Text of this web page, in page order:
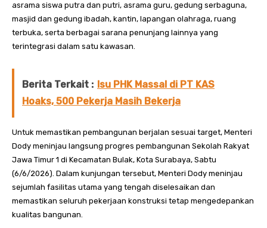
asrama siswa putra dan putri, asrama guru, gedung serbaguna,
masjid dan gedung ibadah, kantin, lapangan olahraga, ruang
terbuka, serta berbagai sarana penunjang lainnya yang
terintegrasi dalam satu kawasan.
Berita Terkait : Isu PHK Massal di PT KAS
Hoaks, 500 Pekerja Masih Bekerja
Untuk memastikan pembangunan berjalan sesuai target, Menteri
Dody meninjau langsung progres pembangunan Sekolah Rakyat
Jawa Timur 1 di Kecamatan Bulak, Kota Surabaya, Sabtu
(6/6/2026). Dalam kunjungan tersebut, Menteri Dody meninjau
sejumlah fasilitas utama yang tengah diselesaikan dan
memastikan seluruh pekerjaan konstruksi tetap mengedepankan
kualitas bangunan.